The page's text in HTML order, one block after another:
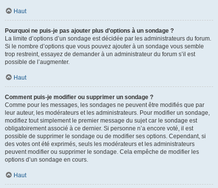
Haut
Pourquoi ne puis-je pas ajouter plus d’options à un sondage ?
La limite d’options d’un sondage est décidée par les administrateurs du forum.
Si le nombre d’options que vous pouvez ajouter à un sondage vous semble
trop restreint, essayez de demander à un administrateur du forum s’il est
possible de l’augmenter.
Haut
Comment puis-je modifier ou supprimer un sondage ?
Comme pour les messages, les sondages ne peuvent être modifiés que par
leur auteur, les modérateurs et les administrateurs. Pour modifier un sondage,
modifiez tout simplement le premier message du sujet car le sondage est
obligatoirement associé à ce dernier. Si personne n’a encore voté, il est
possible de supprimer le sondage ou de modifier ses options. Cependant, si
des votes ont été exprimés, seuls les modérateurs et les administrateurs
peuvent modifier ou supprimer le sondage. Cela empêche de modifier les
options d’un sondage en cours.
Haut